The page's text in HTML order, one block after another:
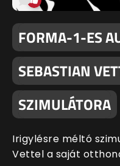
FORMA-1-ES
SEBASTIAN
SZIMULÁTORA
Irigylésre méltó
Vettel a saját